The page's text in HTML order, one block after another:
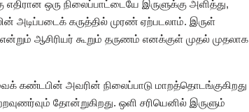
ஒரு நிலைப்பாட்டையே இருளுக்கு அளித்து,
அடிப்படைக் கருத்தில் முரண் ஏற்படலாம். இருள்
ஆசிரியர் கூறும் தருணம் எனக்குள் முதல் முதலாக
கண்டபின் அவரின் நிலைப்பாடு மாறத்தொடங்குகிறது
தோன்றுகிறது. ஒளி சரியெனில் இருளும்